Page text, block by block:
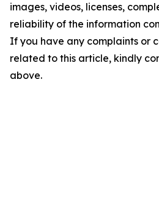
images, videos, licenses,
reliability of the information
If you have any complaints or
related to this article, kindly
above.